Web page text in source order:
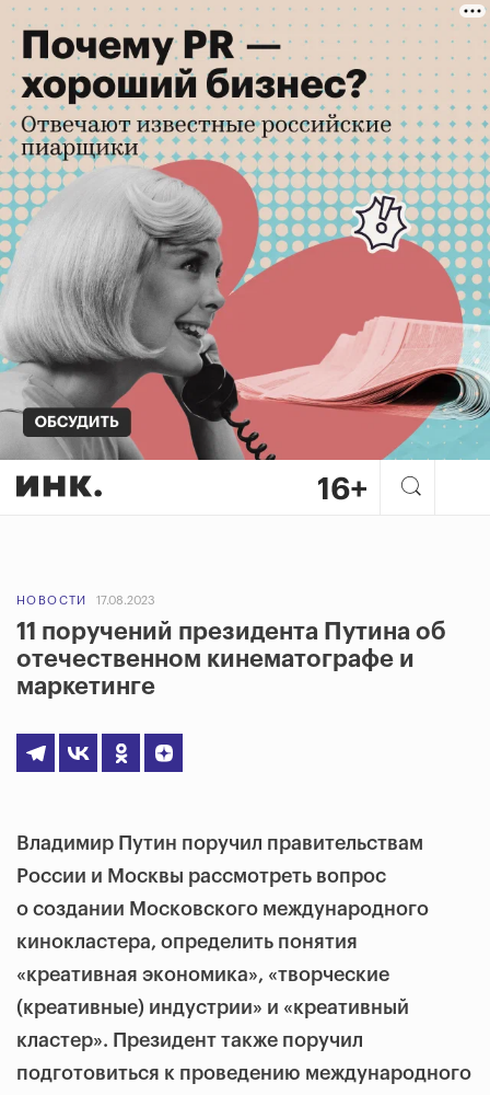
НОВОСТИ 17.08.2023
11 поручений президента Путина об
отечественном кинематографе и
маркетинге
Владимир Путин поручил правительствам
России и Москвы рассмотреть вопрос
о создании Московского международного
кинокластера, определить понятия
«креативная экономика», «творческие
(креативные) индустрии» и «креативный
кластер». Президент также поручил
подготовиться к проведению международного